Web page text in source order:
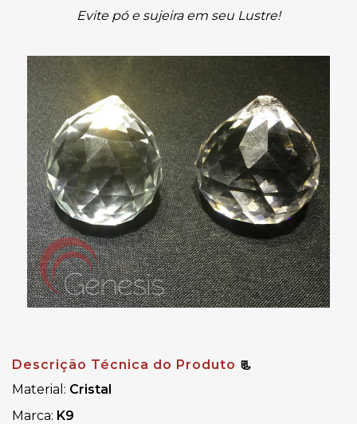
Evite pó e sujeira em seu Lustre!
Descrição Técnica do Produto 📃
Material: Cristal
Marca: K9